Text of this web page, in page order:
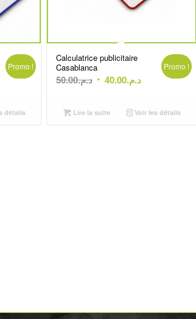
Promo !
détails
Calculatrice publicitaire
Casablanca
د.م.50.00
Le
initial
د.م.40.00
Le
actuel
Promo !
Lire la suite Voir les détails